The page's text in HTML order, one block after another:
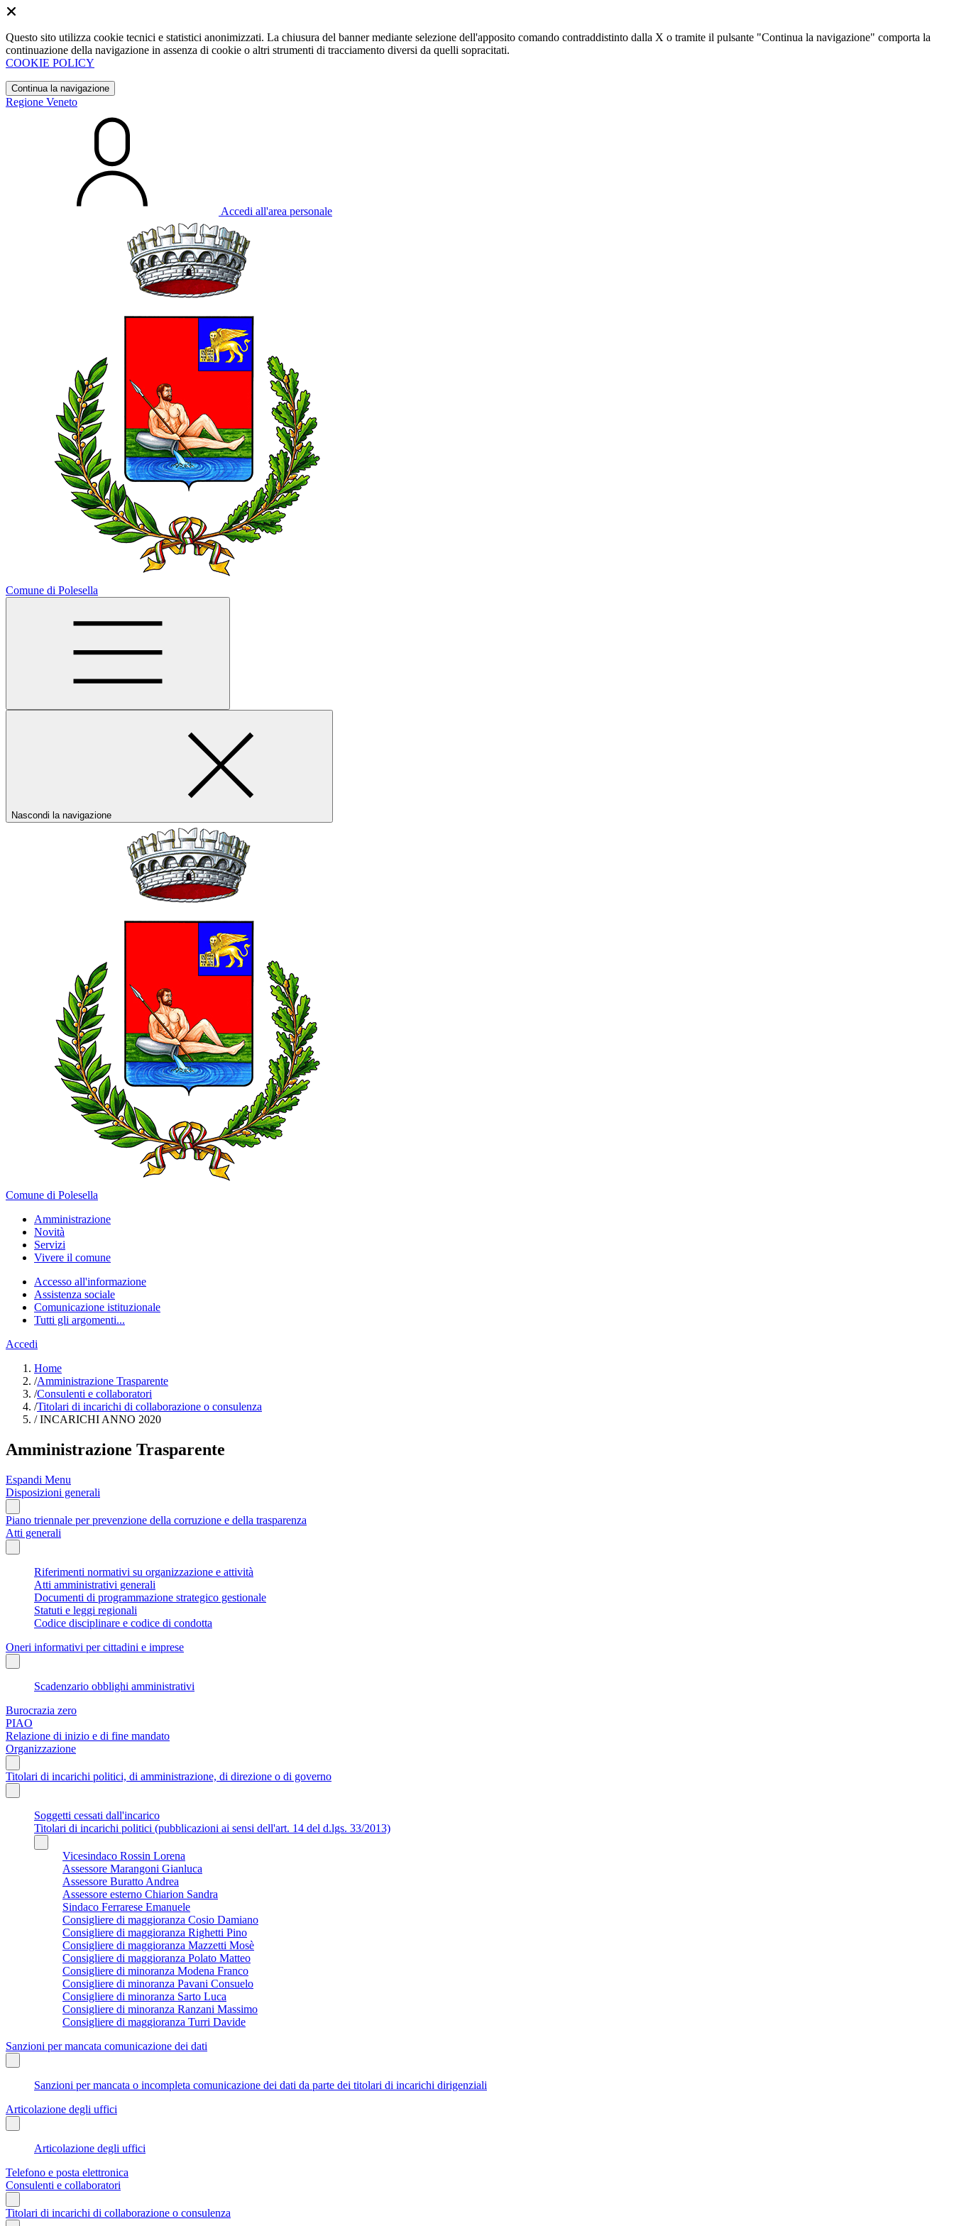
Questo sito utilizza cookie tecnici e statistici anonimizzati. La chiusura del banner mediante selezione dell'apposito comando contraddistinto dalla X o tramite il pulsante "Continua la navigazione" comporta la
continuazione della navigazione in assenza di cookie o altri strumenti di tracciamento diversi da quelli sopracitati.
COOKIE POLICY
Continua la navigazione
Regione Veneto
Accedi all'area personale
Comune di Polesella
Nascondi la navigazione
Comune di Polesella
Amministrazione
Novità
Servizi
Vivere il comune
Accesso all'informazione
Assistenza sociale
Comunicazione istituzionale
Tutti gli argomenti...
Accedi
Home
/Amministrazione Trasparente
/Consulenti e collaboratori
/Titolari di incarichi di collaborazione o consulenza
/INCARICHI ANNO 2020
Amministrazione Trasparente
Espandi Menu
Disposizioni generali
Piano triennale per prevenzione della corruzione e della trasparenza
Atti generali
Riferimenti normativi su organizzazione e attività
Atti amministrativi generali
Documenti di programmazione strategico gestionale
Statuti e leggi regionali
Codice disciplinare e codice di condotta
Oneri informativi per cittadini e imprese
Scadenzario obblighi amministrativi
Burocrazia zero
PIAO
Relazione di inizio e di fine mandato
Organizzazione
Titolari di incarichi politici, di amministrazione, di direzione o di governo
Soggetti cessati dall'incarico
Titolari di incarichi politici (pubblicazioni ai sensi dell'art. 14 del d.lgs. 33/2013)
Vicesindaco Rossin Lorena
Assessore Marangoni Gianluca
Assessore Buratto Andrea
Assessore esterno Chiarion Sandra
Sindaco Ferrarese Emanuele
Consigliere di maggioranza Cosio Damiano
Consigliere di maggioranza Righetti Pino
Consigliere di maggioranza Mazzetti Mosè
Consigliere di maggioranza Polato Matteo
Consigliere di minoranza Modena Franco
Consigliere di minoranza Pavani Consuelo
Consigliere di minoranza Sarto Luca
Consigliere di minoranza Ranzani Massimo
Consigliere di maggioranza Turri Davide
Sanzioni per mancata comunicazione dei dati
Sanzioni per mancata o incompleta comunicazione dei dati da parte dei titolari di incarichi dirigenziali
Articolazione degli uffici
Articolazione degli uffici
Telefono e posta elettronica
Consulenti e collaboratori
Titolari di incarichi di collaborazione o consulenza